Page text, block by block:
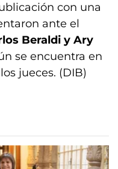
con una
ante el
Beraldi y Ary
se encuentra en
jueces. (DIB)